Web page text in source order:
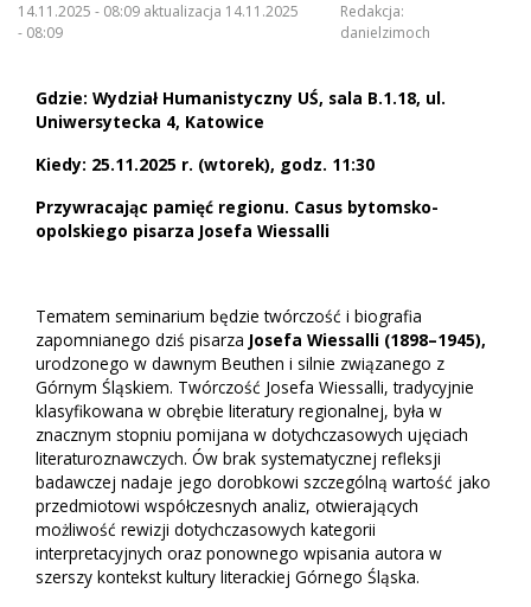
14.11.2025 - 08:09 aktualizacja 14.11.2025
- 08:09
Redakcja:
danielzimoch
Gdzie: Wydział Humanistyczny UŚ, sala B.1.18, ul.
Uniwersytecka 4, Katowice
Kiedy: 25.11.2025 r. (wtorek), godz. 11:30
Przywracając pamięć regionu. Casus bytomsko-
opolskiego pisarza Josefa Wiessalli
Tematem seminarium będzie twórczość i biografia
zapomnianego dziś pisarza Josefa Wiessalli (1898–1945),
urodzonego w dawnym Beuthen i silnie związanego z
Górnym Śląskiem. Twórczość Josefa Wiessalli, tradycyjnie
klasyfikowana w obrębie literatury regionalnej, była w
znacznym stopniu pomijana w dotychczasowych ujęciach
literaturoznawczych. Ów brak systematycznej refleksji
badawczej nadaje jego dorobkowi szczególną wartość jako
przedmiotowi współczesnych analiz, otwierających
możliwość rewizji dotychczasowych kategorii
interpretacyjnych oraz ponownego wpisania autora w
szerszy kontekst kultury literackiej Górnego Śląska.